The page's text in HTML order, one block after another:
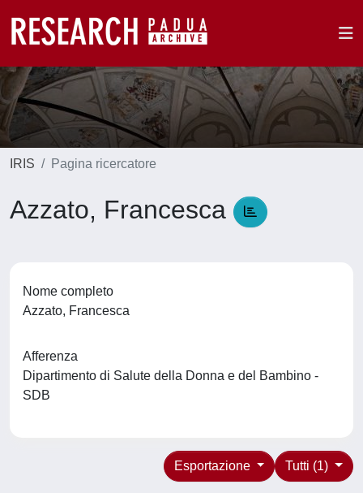
IRIS Pagina ricercatore
Azzato, Francesca
Nome completo
Azzato, Francesca
Afferenza
Dipartimento di Salute della Donna e del Bambino -
SDB
Tutti (1)
Esportazione